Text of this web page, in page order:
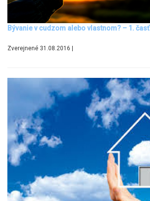
Bývanie v cudzom alebo vlastnom? – 1. časť
Zverejnené 31.08.2016 |